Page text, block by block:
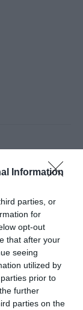
Information
parties, or
for
opt-out
that after your
seeing
utilized by
prior to
further
parties on the